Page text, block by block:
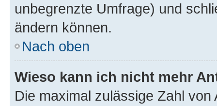
unbegrenzte Umfrage) und
ändern können.
Nach oben
Wieso kann ich nicht mehr
Die maximal zulässige Zahl